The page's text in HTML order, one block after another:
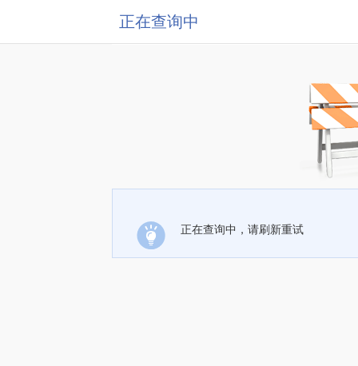
正在查询中
正在查询中，请刷新重试